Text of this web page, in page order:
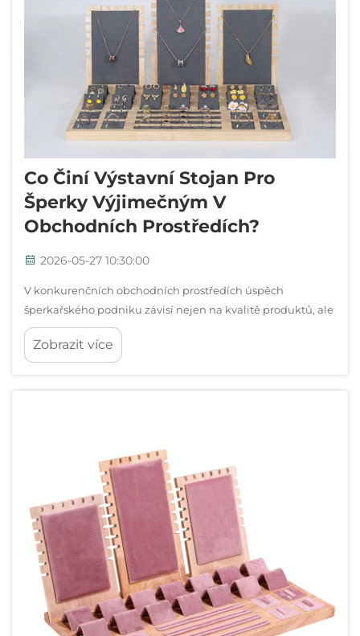
Co Činí Výstavní Stojan Pro
Šperky Výjimečným V
Obchodních Prostředích?
2026-05-27 10:30:00
V konkurenčních obchodních prostředích úspěch
šperkařského podniku závisí nejen na kvalitě produktů, ale
také na tom, jak efektivně jsou zákazníkům prezentovány.
Výstavní stojan pro šperky plní roli tichého prodavače, který
Zobrazit více